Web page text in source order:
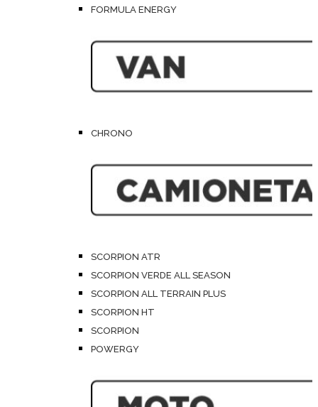
FORMULA ENERGY
CHRONO
SCORPION ATR
SCORPION VERDE ALL SEASON
SCORPION ALL TERRAIN PLUS
SCORPION HT
SCORPION
POWERGY